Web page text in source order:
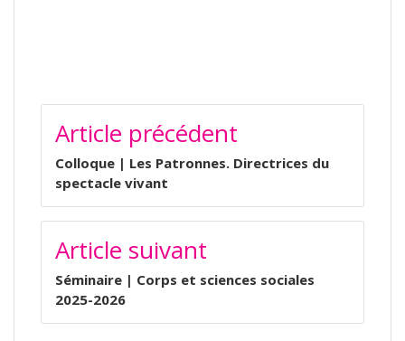
NAVIGATION
DE
L’ARTICLE
Article précédent
Colloque | Les Patronnes. Directrices du
spectacle vivant
Article suivant
Séminaire | Corps et sciences sociales
2025-2026